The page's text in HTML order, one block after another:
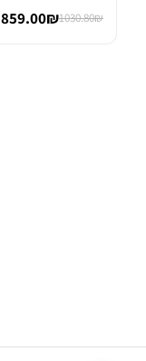
1030.80₪
859.00₪